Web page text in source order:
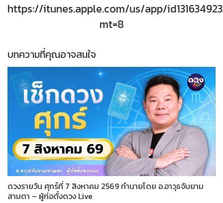
https://itunes.apple.com/us/app/
mt=8
บทความที่คุณอาจสนใจ
ดวงรายวัน ศุกร์ที่ 7 สิงหาคม 2569 ทำนายโดย อ.อาวุธจับยาม
สามตา – ผู้ก่อตั้งดวง Live